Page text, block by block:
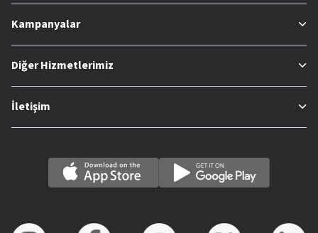
Kampanyalar
Diğer Hizmetlerimiz
İletişim